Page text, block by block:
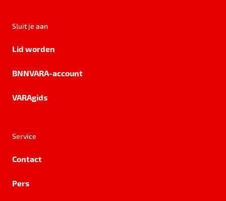
Sluit je aan
Lid worden
BNNVARA-account
VARAgids
Service
Contact
Pers